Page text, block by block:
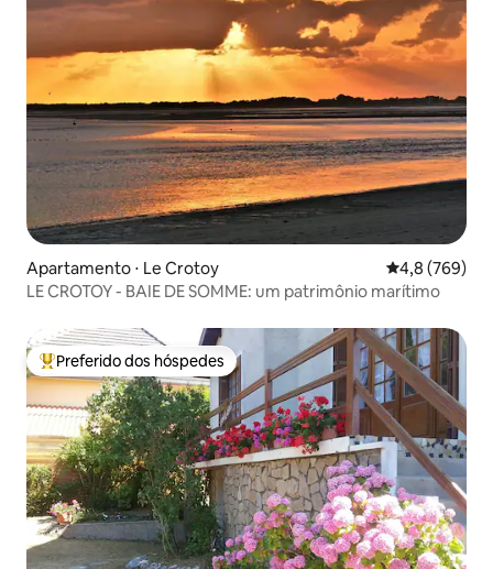
Apartamento ⋅ Le Crotoy 4,8 de uma
4,8 (769)
LE CROTOY - BAIE DE SOMME: um patrimônio marítimo
Entre os melhores preferidos dos hóspedes
Preferido dos hóspedes